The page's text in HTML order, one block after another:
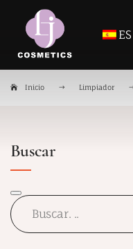
ES
Inicio Limpiador
Buscar